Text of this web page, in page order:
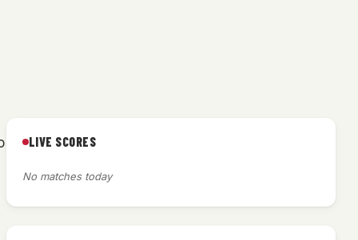
LIVE SCORES
No matches today